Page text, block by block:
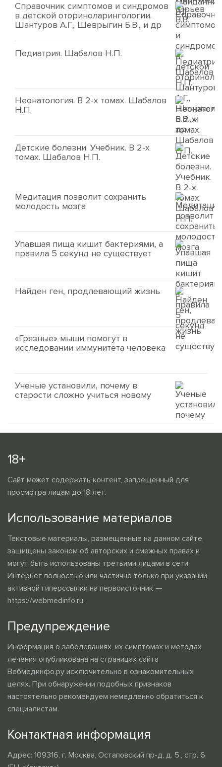
Справочник симптомов и синдромов
в детской оториноларингологии.
Шантуров А.Г., Шеврыгин Б.В., и др
Педиатрия. Шабалов Н.П.
Неонатология. В 2-х томах. Шабалов
Н.П.
Детские болезни. Учебник. В 2-х
томах. Шабалов Н.П.
Медитация позволит сохранить
молодость мозга
Упавшая пища кишит бактериями, а
правила 5 секунд не существует
Найден ген, продлевающий жизнь
«Грязные» мыши помогут в
исследовании иммунитета человека
Ученые установили, почему в
старости сложно учиться новому
18+
Сайт может содержать контент, запрещенный для
просмотра лицам до 18 лет.
Использование материалов
Текстовые материалы, размещенные на данном сайте,
защищены законом об авторских и смежных правах и
могут быть использованы третьими лицами в сети
Интернет полностью или частично только при указании
активной гиперссылки на первоисточник —
https://webmedinfo.ru.
Предупреждение
Информация о заболеваниях, их симптомах и методах
лечения опубликована на страницах сайта
Вебмединфо.ру исключительно в ознакомительных
целях. При обнаружении подобных признаков
настоятельно рекомендуем немедленно обратиться к
специалистам.
Контактная информация
Адрес: 109316, г. Москва, Остаповский пр-д, д. 5., стр. 6.